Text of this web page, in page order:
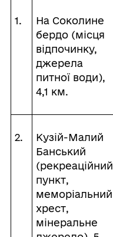
1.
На Соколине
бердо (місця
відпочинку,
джерела
питної води),
4,1 км.
2.
Кузій-Малий
Банський
(рекреаційний
пункт,
меморіальний
хрест,
мінеральне